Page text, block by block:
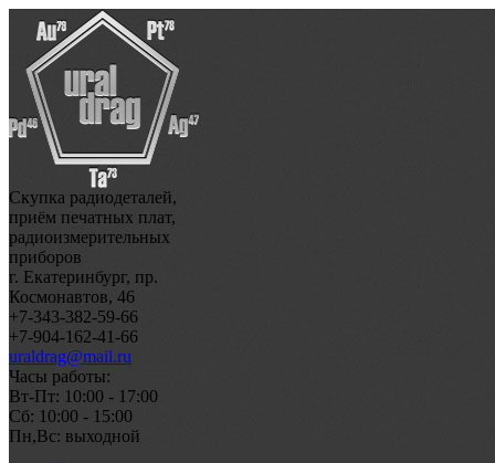
Скупка радиодеталей,
приём печатных плат,
радиоизмерительных
приборов
г. Екатеринбург, пр.
Космонавтов, 46
+7-343-382-59-66
+7-904-162-41-66
uraldrag@mail.ru
Часы работы:
Вт-Пт: 10:00 - 17:00
Сб: 10:00 - 15:00
Пн,Вс: выходной